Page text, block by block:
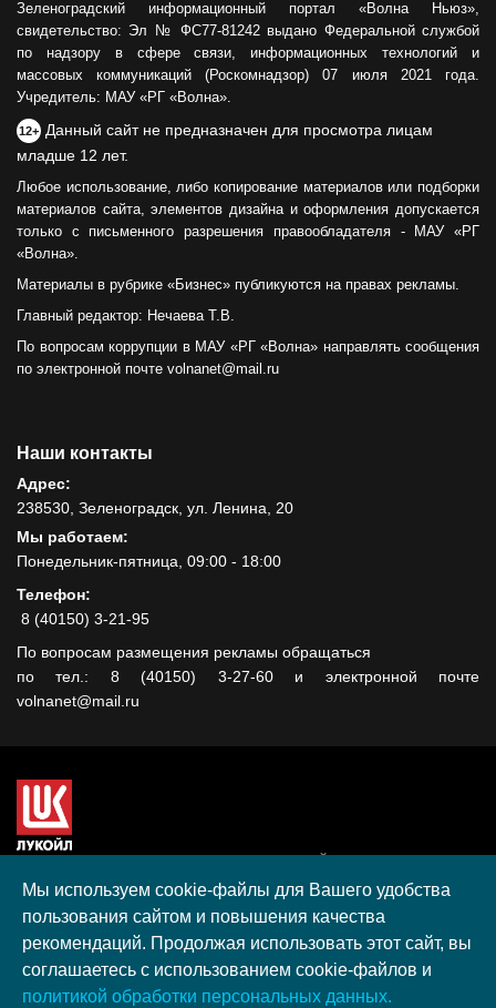
Зеленоградский информационный портал «Волна Ньюз»,
свидетельство: Эл № ФС77-81242 выдано Федеральной службой
по надзору в сфере связи, информационных технологий и
массовых коммуникаций (Роскомнадзор) 07 июля 2021 года.
Учредитель: МАУ «РГ «Волна».
12+ Данный сайт не предназначен для просмотра лицам
младше 12 лет.
Любое использование, либо копирование материалов или подборки
материалов сайта, элементов дизайна и оформления допускается
только с письменного разрешения правообладателя - МАУ «РГ
«Волна».
Материалы в рубрике «Бизнес» публикуются на правах рекламы.
Главный редактор: Нечаева Т.В.
По вопросам коррупции в МАУ «РГ «Волна» направлять сообщения
по электронной почте volnanet@mail.ru
Наши контакты
Адрес:
238530, Зеленоградск, ул. Ленина, 20
Мы работаем:
Понедельник-пятница, 09:00 - 18:00
Телефон:
8 (40150) 3-21-95
По вопросам размещения рекламы обращаться
по тел.: 8 (40150) 3-27-60 и электронной почте
volnanet@mail.ru
гранта, полученного в рамках XIII Конкурса социальных и
культурных проектов ПАО "ЛУКОЙЛ" на территории
Калининградской области в 2020 году
Согласие на обработку персональных данных
Разработка, поддержка и продвижение S-Media group
© 2026 МАУ «Редакция общественно-политической газеты
Мы используем cookie-файлы для Вашего удобства
пользования сайтом и повышения качества
рекомендаций. Продолжая использовать этот сайт, вы
соглашаетесь с использованием cookie-файлов и
политикой обработки персональных данных.